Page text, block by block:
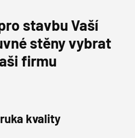
stavbu Vaší
stěny vybrat
firmu
kvality